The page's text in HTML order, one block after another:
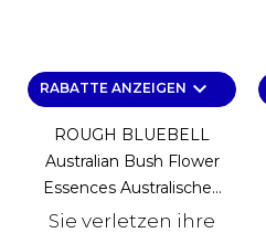
RABATTE ANZEIGEN keyboard_arrow_down
ROUGH BLUEBELL
Australian Bush Flower
Essences Australische...
Sie verletzen ihre